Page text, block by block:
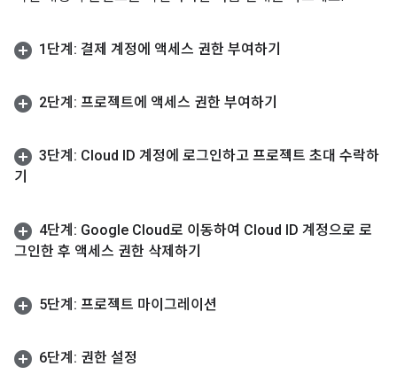
1단계: 결제 계정에 액세스 권한 부여하기
2단계: 프로젝트에 액세스 권한 부여하기
3단계: Cloud ID 계정에 로그인하고 프로젝트 초대 수락하
기
4단계: Google Cloud로 이동하여 Cloud ID 계정으로 로
그인한 후 액세스 권한 삭제하기
5단계: 프로젝트 마이그레이션
6단계: 권한 설정